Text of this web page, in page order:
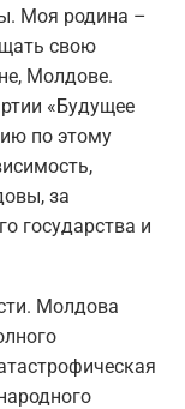
Моя родина –
свою
Молдове.
«Будущее
по этому
за
государства и
Молдова